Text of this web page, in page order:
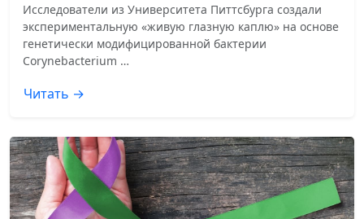
Исследователи из Университета Питтсбурга создали
экспериментальную «живую глазную каплю» на основе
генетически модифицированной бактерии
Corynebacterium …
Читать →